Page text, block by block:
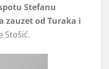
Stefanu
zauzet od Turaka i
Stošić.